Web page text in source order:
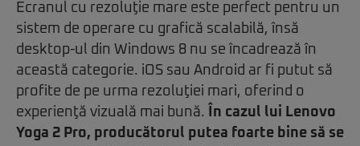
Ecranul cu rezoluţie mare este perfect pentru un
sistem de operare cu grafică scalabilă, însă
desktop-ul din Windows 8 nu se încadrează în
această categorie. iOS sau Android ar fi putut să
profite de pe urma rezoluţiei mari, oferind o
experienţă vizuală mai bună.
În cazul lui Lenovo
Yoga 2 Pro, producătorul putea foarte bine să se